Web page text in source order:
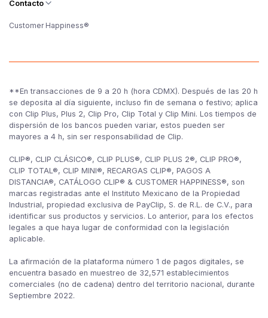
Contacto
Customer Happiness®
**En transacciones de 9 a 20 h (hora CDMX). Después de las 20 h
se deposita al día siguiente, incluso fin de semana o festivo; aplica
con Clip Plus, Plus 2, Clip Pro, Clip Total y Clip Mini. Los tiempos de
dispersión de los bancos pueden variar, estos pueden ser
mayores a 4 h, sin ser responsabilidad de Clip.
CLIP®, CLIP CLÁSICO®, CLIP PLUS®, CLIP PLUS 2®, CLIP PRO®,
CLIP TOTAL®, CLIP MINI®, RECARGAS CLIP®, PAGOS A
DISTANCIA®, CATÁLOGO CLIP® & CUSTOMER HAPPINESS®, son
marcas registradas ante el Instituto Mexicano de la Propiedad
Industrial, propiedad exclusiva de PayClip, S. de R.L. de C.V., para
identificar sus productos y servicios. Lo anterior, para los efectos
legales a que haya lugar de conformidad con la legislación
aplicable.
La afirmación de la plataforma número 1 de pagos digitales, se
encuentra basado en muestreo de 32,571 establecimientos
comerciales (no de cadena) dentro del territorio nacional, durante
Septiembre 2022.